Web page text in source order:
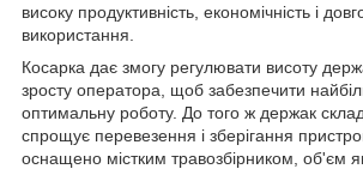
високу продуктивність, економічність і
використання.
Косарка дає змогу регулювати висоту
зросту оператора, щоб забезпечити
оптимальну роботу. До того ж держак
спрощує перевезення і зберігання
оснащено містким травозбірником, об'єм